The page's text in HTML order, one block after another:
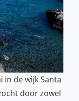
in de wijk Santa
door zowel